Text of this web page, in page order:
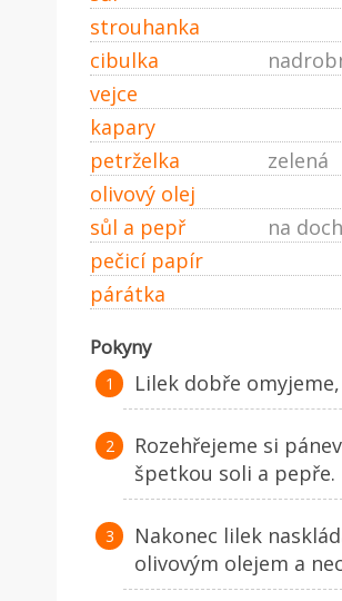
strouhanka
cibulka
vejce
kapary
petrželka
zelená
olivový olej
sůl a pepř
na
pečicí papír
párátka
Pokyny
Lilek dobře
Rozehřejeme si
špetkou soli a pepře.
Nakonec lilek
olivovým olejem a